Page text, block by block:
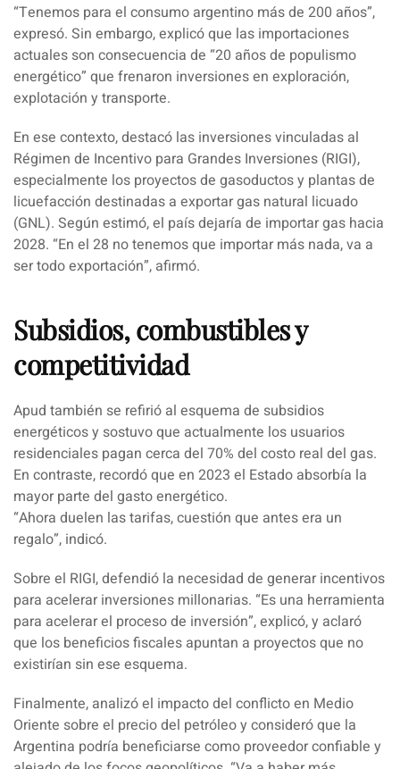
“Tenemos para el consumo argentino más de 200 años”,
expresó. Sin embargo, explicó que las importaciones
actuales son consecuencia de “20 años de populismo
energético” que frenaron inversiones en exploración,
explotación y transporte.
En ese contexto, destacó las inversiones vinculadas al
Régimen de Incentivo para Grandes Inversiones (RIGI),
especialmente los proyectos de gasoductos y plantas de
licuefacción destinadas a exportar gas natural licuado
(GNL). Según estimó, el país dejaría de importar gas hacia
2028. “En el 28 no tenemos que importar más nada, va a
ser todo exportación”, afirmó.
Subsidios, combustibles y
competitividad
Apud también se refirió al esquema de subsidios
energéticos y sostuvo que actualmente los usuarios
residenciales pagan cerca del 70% del costo real del gas.
En contraste, recordó que en 2023 el Estado absorbía la
mayor parte del gasto energético.
“Ahora duelen las tarifas, cuestión que antes era un
regalo”, indicó.
Sobre el RIGI, defendió la necesidad de generar incentivos
para acelerar inversiones millonarias. “Es una herramienta
para acelerar el proceso de inversión”, explicó, y aclaró
que los beneficios fiscales apuntan a proyectos que no
existirían sin ese esquema.
Finalmente, analizó el impacto del conflicto en Medio
Oriente sobre el precio del petróleo y consideró que la
Argentina podría beneficiarse como proveedor confiable y